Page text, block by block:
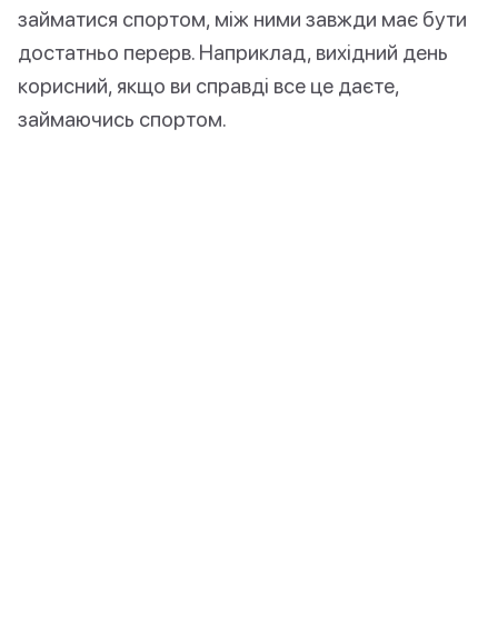
займатися спортом, між ними завжди має бути
достатньо перерв. Наприклад, вихідний день
корисний, якщо ви справді все це даєте,
займаючись спортом.